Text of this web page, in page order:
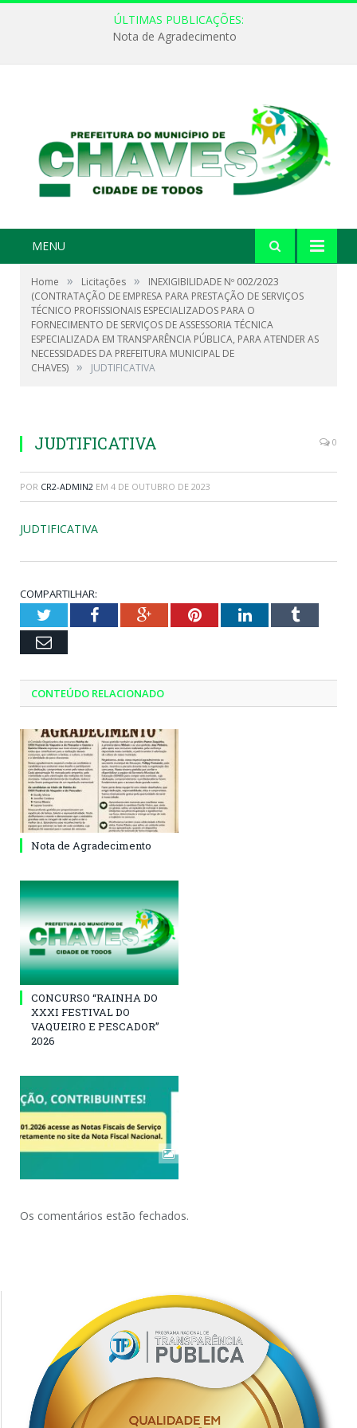
ÚLTIMAS PUBLICAÇÕES:
Nota de Agradecimento
MENU
Home » Licitações »
INEXIGIBILIDADE Nº 002/2023
(CONTRATAÇÃO DE EMPRESA PARA PRESTAÇÃO DE SERVIÇOS
TÉCNICO PROFISSIONAIS ESPECIALIZADOS PARA O
FORNECIMENTO DE SERVIÇOS DE ASSESSORIA TÉCNICA
ESPECIALIZADA EM TRANSPARÊNCIA PÚBLICA, PARA ATENDER AS
NECESSIDADES DA PREFEITURA MUNICIPAL DE
CHAVES) » JUDTIFICATIVA
JUDTIFICATIVA 0
POR CR2-ADMIN2 EM 4 DE OUTUBRO DE 2023
JUDTIFICATIVA
COMPARTILHAR:
TwitterFacebookGoogle+PinterestLinkedInTumblr
Email
CONTEÚDO RELACIONADO
Nota de Agradecimento
CONCURSO “RAINHA DO
XXXI FESTIVAL DO
VAQUEIRO E PESCADOR”
2026
Os comentários estão fechados.